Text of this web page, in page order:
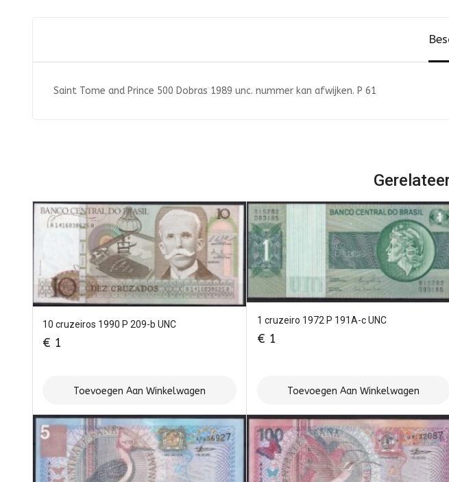
Saint Tome and Prince 500 Dobras 1989 unc. nummer kan afwijken. P 61
10 cruzeiros 1990 P 209-b UNC
€ 1
Toevoegen Aan Winkelwagen
1 cruzeiro 1972 P 191A-c UNC
€ 1
Toevoegen Aan Winkelwagen